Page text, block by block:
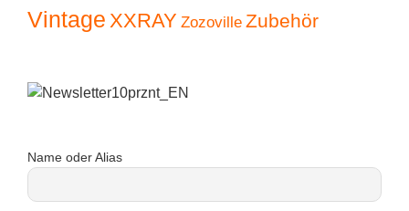
Vintage XXRAY Zozoville Zubehör
Name oder Alias